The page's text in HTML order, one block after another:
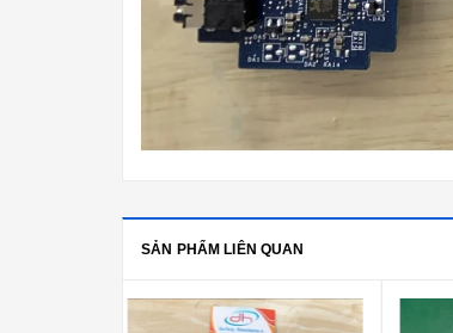
SẢN PHẨM LIÊN QUAN